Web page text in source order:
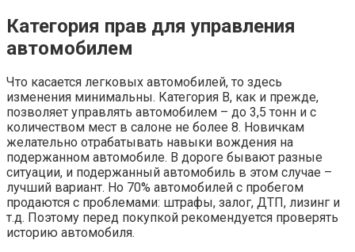
Категория прав для управления
автомобилем
Что касается легковых автомобилей, то здесь
изменения минимальны. Категория B, как и прежде,
позволяет управлять автомобилем – до 3,5 тонн и с
количеством мест в салоне не более 8. Новичкам
желательно отрабатывать навыки вождения на
подержанном автомобиле. В дороге бывают разные
ситуации, и подержанный автомобиль в этом случае –
лучший вариант. Но 70% автомобилей с пробегом
продаются с проблемами: штрафы, залог, ДТП, лизинг и
т.д. Поэтому перед покупкой рекомендуется проверять
историю автомобиля.